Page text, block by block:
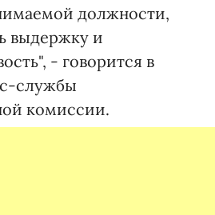
должности,
выдержку и
- говорится в
службы
комиссии.